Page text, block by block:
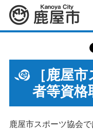
鹿屋市
［鹿屋
者等資格
鹿屋市スポーツ協会